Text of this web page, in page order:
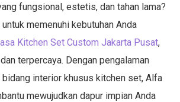
fungsional, estetis, dan tahan lama?
memenuhi kebutuhan Anda
Kitchen Set Custom Jakarta Pusat,
terpercaya. Dengan pengalaman
bidang interior khusus kitchen set, Alfa
mewujudkan dapur impian Anda